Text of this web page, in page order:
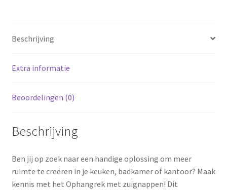
Beschrijving
Extra informatie
Beoordelingen (0)
Beschrijving
Ben jij op zoek naar een handige oplossing om meer
ruimte te creëren in je keuken, badkamer of kantoor? Maak
kennis met het Ophangrek met zuignappen! Dit